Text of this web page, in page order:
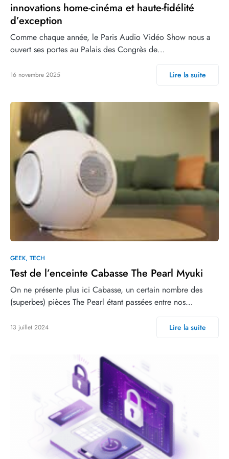
innovations home-cinéma et haute-fidélité
d’exception
Comme chaque année, le Paris Audio Vidéo Show nous a
ouvert ses portes au Palais des Congrès de…
16 novembre 2025 Lire la suite
GEEK TECH
Test de l’enceinte Cabasse The Pearl Myuki
On ne présente plus ici Cabasse, un certain nombre des
(superbes) pièces The Pearl étant passées entre nos…
13 juillet 2024 Lire la suite